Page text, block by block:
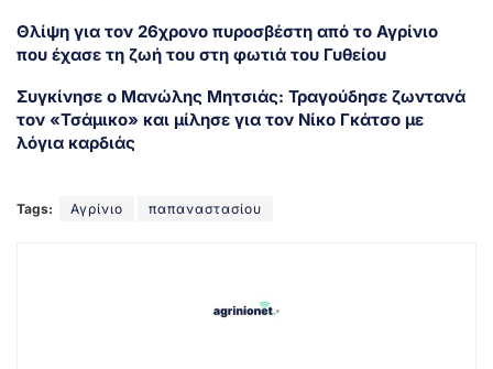
Θλίψη για τον 26χρονο πυροσβέστη από το Αγρίνιο
που έχασε τη ζωή του στη φωτιά του Γυθείου
Συγκίνησε ο Μανώλης Μητσιάς: Τραγούδησε ζωντανά
τον «Τσάμικο» και μίλησε για τον Νίκο Γκάτσο με
λόγια καρδιάς
Tags: Αγρίνιο παπαναστασίου